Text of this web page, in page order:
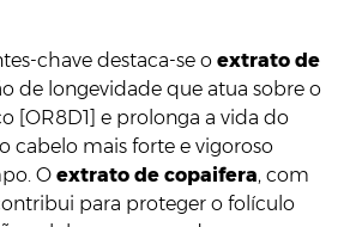
chave destaca-se o extrato de
de longevidade que atua sobre o
[OR8D1] e prolonga a vida do
cabelo mais forte e vigoroso
O extrato de copaifera, com
para proteger o folículo